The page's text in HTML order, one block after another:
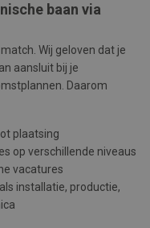
baan via
Wij geloven dat je
aansluit bij je
Daarom
plaatsing
op verschillende niveaus
vacatures
installatie, productie,